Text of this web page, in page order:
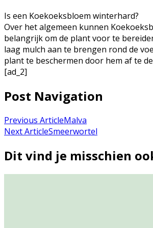
Is een Koekoeksbloem winterhard?
Over het algemeen kunnen
belangrijk om de plant voor te
laag mulch aan te brengen rond de
plant te beschermen door hem af te
[ad_2]
Post Navigation
Previous ArticleMalva
Next ArticleSmeerwortel
Dit vind je misschien